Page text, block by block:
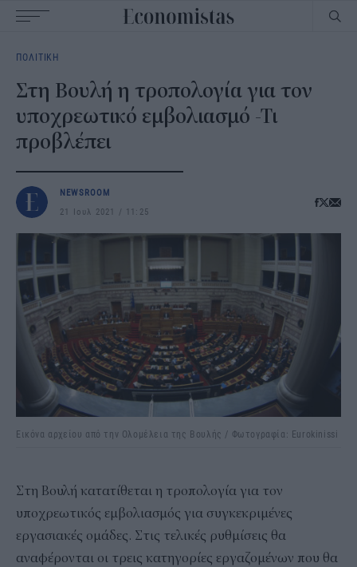
navigation
ΠΟΛΙΤΙΚΗ
Στη Βουλή η τροπολογία για τον
υποχρεωτικό εμβολιασμό -Τι
προβλέπει
NEWSROOM
21 Ιουλ 2021
11:25
Εικόνα αρχείου από την Ολομέλεια της Βουλής / Φωτογραφία: Eurokinissi
Στη Βουλή κατατίθεται η τροπολογία για τον
υποχρεωτικός εμβολιασμός για συγκεκριμένες
εργασιακές ομάδες. Στις τελικές ρυθμίσεις θα
αναφέρονται οι τρεις κατηγορίες εργαζομένων που θα